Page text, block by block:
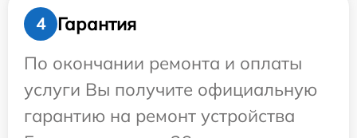
4
Гарантия
По окончании ремонта и оплаты
услуги Вы получите официальную
гарантию на ремонт устройства